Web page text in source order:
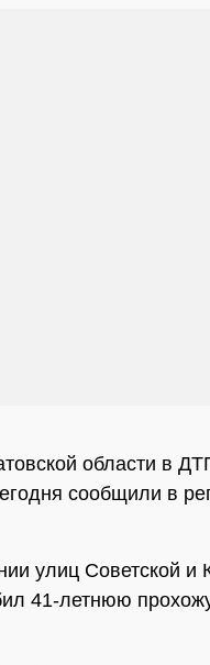
области в
сообщили в
улиц Советской и
41-летнюю